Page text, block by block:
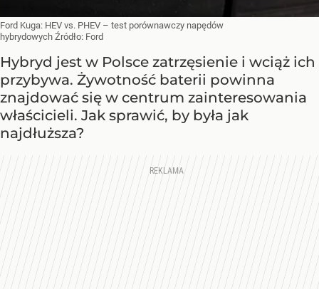
Ford Kuga: HEV vs. PHEV – test porównawczy napędów
hybrydowych Źródło: Ford
Hybryd jest w Polsce zatrzęsienie i wciąż ich
przybywa. Żywotność baterii powinna
znajdować się w centrum zainteresowania
właścicieli. Jak sprawić, by była jak
najdłuższa?